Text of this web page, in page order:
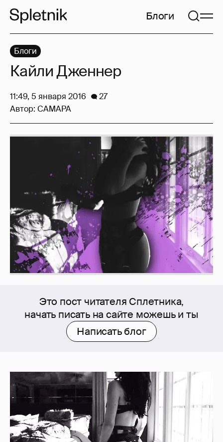
Блоги
Это пост читателя Сплетника,
начать писать на сайте можешь и ты
Написать блог
Блоги
Кайли Дженнер
11:49, 5 января 2016
27
Автор: CAMAPA